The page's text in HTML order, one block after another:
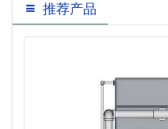
推荐产品